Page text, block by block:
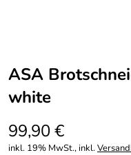
ASA
white
99,90 €
inkl. 19% MwSt., inkl.